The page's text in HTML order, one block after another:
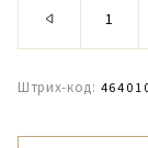
Штрих-код: